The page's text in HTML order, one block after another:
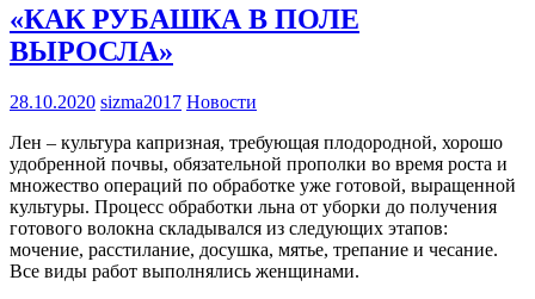
«КАК РУБАШКА В ПОЛЕ
ВЫРОСЛА»
28.10.2020 sizma2017 Новости
Лен – культура капризная, требующая плодородной, хорошо
удобренной почвы, обязательной прополки во время роста и
множество операций по обработке уже готовой, выращенной
культуры. Процесс обработки льна от уборки до получения
готового волокна складывался из следующих этапов:
мочение, расстилание, досушка, мятье, трепание и чесание.
Все виды работ выполнялись женщинами.